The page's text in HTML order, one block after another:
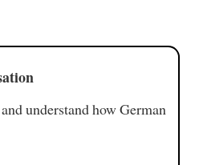
understand how German